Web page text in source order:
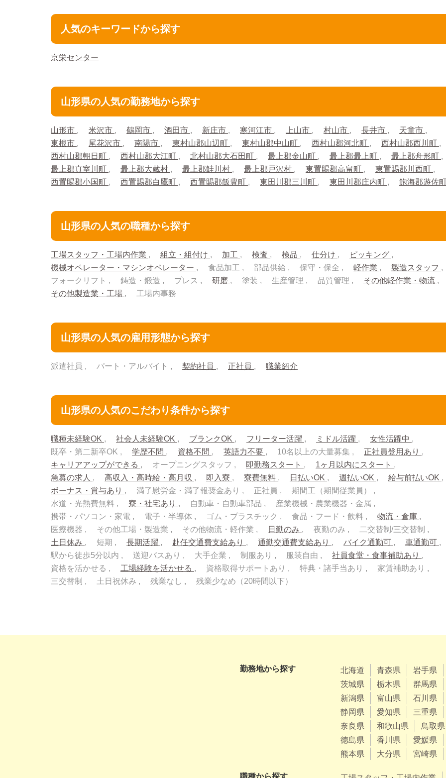
人気のキーワードから探す
京栄センター
山形県の人気の勤務地から探す
山形市 米沢市 鶴岡市 酒田市 新庄市 寒河江市 上山市 村山市 長井市
天童市
東根市
尾花沢市 南陽市 東村山郡山辺町 東村山郡中山町 西村山郡河北町
西村山郡西川町
西村山郡朝日町
西村山郡大江町 北村山郡大石田町 最上郡金山町 最上郡最上町
最上郡舟形町
最上郡真室川町
最上郡大蔵村 最上郡鮭川村 最上郡戸沢村 東置賜郡高畠町
東置賜郡川西町
西置賜郡小国町
西置賜郡白鷹町 西置賜郡飯豊町 東田川郡三川町 東田川郡庄内町 飽海郡遊佐
山形県の人気の職種から探す
工場スタッフ・工場内作業 組立・組付け 加工 検査 検品 仕分け
ピッキング
機械オペレーター・マシンオペレーター
食品加工 部品供給 保守・保全 軽作業
製造スタッフ
フォークリフト
鋳造・鍛造 プレス 研磨 塗装 生産管理 品質管理
その他軽作業・物流
その他製造業・工場
工場内事務
山形県の人気の雇用形態から探す
派遣社員 パート・アルバイト 契約社員 正社員 職業紹介
山形県の人気のこだわり条件から探す
職種未経験OK 社会人未経験OK ブランクOK フリーター活躍 ミドル活躍
女性活躍中
既卒・第二新卒OK
学歴不問 資格不問 英語力不要 10名以上の大量募集
正社員登用あり
キャリアアップができる
オープニングスタッフ 即勤務スタート
1ヶ月以内にスタート
急募の求人
高収入・高時給・高月収 即入寮 寮費無料 日払いOK 週払いOK
給与前払いOK
ボーナス・賞与あり
満了慰労金・満了報奨金あり 正社員
期間工（期間従業員）
水道・光熱費無料
寮・社宅あり 自動車・自動車部品
産業機械・農業機器・金属
携帯・パソコン・家電
電子・半導体 ゴム・プラスチック 食品・フード・飲料
物流・倉庫
医療機器
その他工場・製造業 その他物流・軽作業 日勤のみ 夜勤のみ
二交替制/三交替制
土日休み
短期 長期活躍 赴任交通費支給あり 通勤交通費支給あり バイク通勤可
車通勤可
駅から徒歩5分以内
送迎バスあり 大手企業 制服あり 服装自由
社員食堂・食事補助あり
資格を活かせる
工場経験を活かせる 資格取得サポートあり 特典・諸手当あり
家賃補助あり
三交替制
土日祝休み 残業なし 残業少なめ（20時間以下）
勤務地から探す 北海道 青森県
岩手県
茨城県
栃木県
群馬県
新潟県
富山県
石川県
静岡県
愛知県
三重県
奈良県
和歌山県
鳥取県
徳島県
香川県
愛媛県
熊本県
大分県 宮崎県
職種から探す